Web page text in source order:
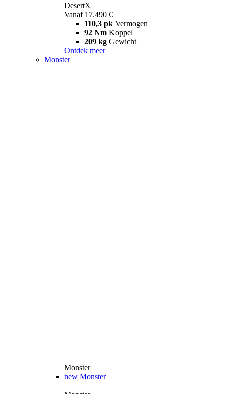
DesertX
Vanaf 17.490 €
110,3 pk Vermogen
92 Nm Koppel
209 kg Gewicht
Ontdek meer
Monster
Monster
new Monster